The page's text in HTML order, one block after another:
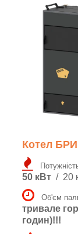
Котел
50 кВт / 20
Об'єм
тривале
годин)!!!